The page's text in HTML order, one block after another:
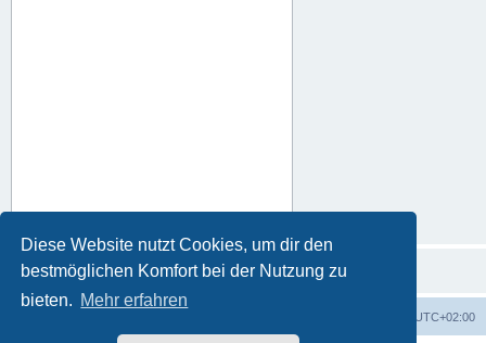
Diese Website nutzt Cookies, um dir den
bestmöglichen Komfort bei der Nutzung zu
bieten. Mehr erfahren
UTC+02:00